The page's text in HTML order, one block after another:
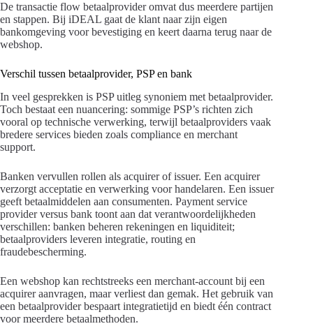
De transactie flow betaalprovider omvat dus meerdere partijen
en stappen. Bij iDEAL gaat de klant naar zijn eigen
bankomgeving voor bevestiging en keert daarna terug naar de
webshop.
Verschil tussen betaalprovider, PSP en bank
In veel gesprekken is PSP uitleg synoniem met betaalprovider.
Toch bestaat een nuancering: sommige PSP’s richten zich
vooral op technische verwerking, terwijl betaalproviders vaak
bredere services bieden zoals compliance en merchant
support.
Banken vervullen rollen als acquirer of issuer. Een acquirer
verzorgt acceptatie en verwerking voor handelaren. Een issuer
geeft betaalmiddelen aan consumenten. Payment service
provider versus bank toont aan dat verantwoordelijkheden
verschillen: banken beheren rekeningen en liquiditeit;
betaalproviders leveren integratie, routing en
fraudebescherming.
Een webshop kan rechtstreeks een merchant-account bij een
acquirer aanvragen, maar verliest dan gemak. Het gebruik van
een betaalprovider bespaart integratietijd en biedt één contract
voor meerdere betaalmethoden.